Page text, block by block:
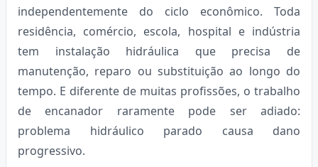
independentemente do ciclo econômico. Toda
residência, comércio, escola, hospital e indústria
tem instalação hidráulica que precisa de
manutenção, reparo ou substituição ao longo do
tempo. E diferente de muitas profissões, o trabalho
de encanador raramente pode ser adiado:
problema hidráulico parado causa dano
progressivo.